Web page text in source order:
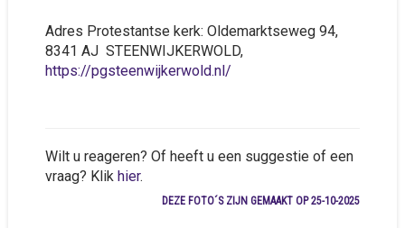
Adres Protestantse kerk: Oldemarktseweg 94,
8341 AJ STEENWIJKERWOLD,
https://pgsteenwijkerwold.nl/
Wilt u reageren? Of heeft u een suggestie of een
vraag? Klik hier.
DEZE FOTO´S ZIJN GEMAAKT OP 25-10-2025